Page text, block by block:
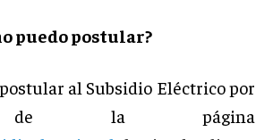
puedo postular?
al Subsidio Eléctrico por
de la página